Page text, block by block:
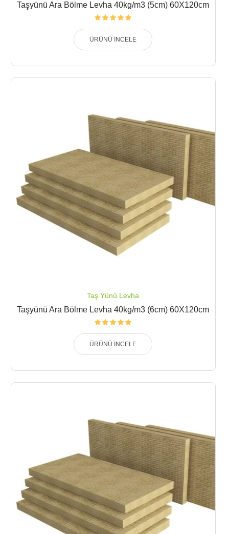
Taşyünü Ara Bölme Levha 40kg/m3 (5cm) 60X120cm
ÜRÜNÜ İNCELE
Taş Yünü Levha
Taşyünü Ara Bölme Levha 40kg/m3 (6cm) 60X120cm
ÜRÜNÜ İNCELE